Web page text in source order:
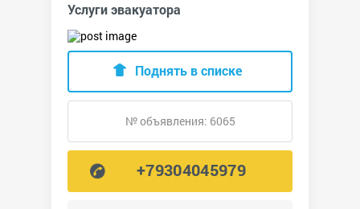
Услуги эвакуатора
Поднять в списке
№ объявления: 6065
+79304045979